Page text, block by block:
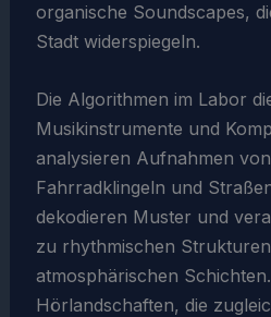
organische Soundscapes,
Stadt widerspiegeln.
Die Algorithmen im Labor
Musikinstrumente und
analysieren Aufnahmen
Fahrradklingeln und
dekodieren Muster und
zu rhythmischen
atmosphärischen
Hörlandschaften, die